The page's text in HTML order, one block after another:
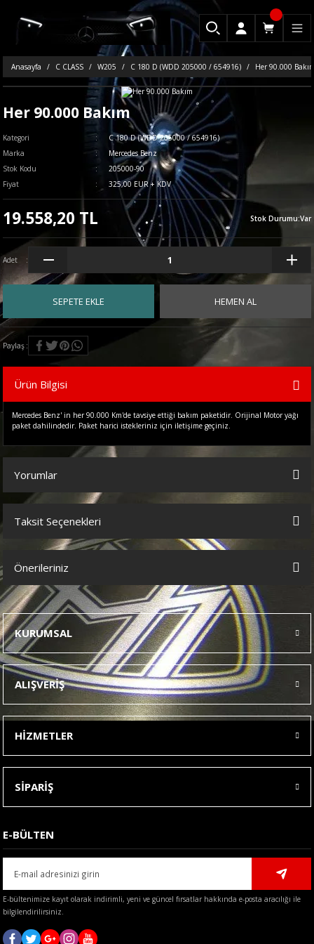
Anasayfa C CLASS W205 C 180 D (WDD 205000 / 654916) Her 90.000
Her 90.000 Bakım
Kategori
C 180 D (WDD 205000 / 654916)
Marka
Mercedes Benz
Stok Kodu
205000-90
Fiyat
325,00 EUR + KDV
19.558,20 TL Stok Durumu:Var
Adet
SEPETE EKLE HEMEN AL
Paylaş
Ürün Bilgisi
Mercedes Benz' in her 90.000 Km'de tavsiye ettiği bakım paketidir. Orijinal Motor yağı
paket dahilindedir. Paket harici istekleriniz için iletişime geçiniz.
Yorumlar
Bu ürüne ilk yorumu siz yapın!
Taksit Seçenekleri
Önerileriniz
Bu ürünün fiyat bilgisi, resim, ürün açıklamalarında ve diğer
konularda yetersiz gördüğünüz noktaları öneri formunu kullanarak
tarafımıza iletebilirsiniz.
Görüş ve önerileriniz için teşekkür ederiz.
Ürün resmi kalitesiz, bozuk veya görüntülenemiyor.
Ürün açıklamasında eksik bilgiler bulunuyor.
Ürün bilgilerinde hatalar bulunuyor.
Ürün fiyatı diğer sitelerden daha pahalı.
Bu ürüne benzer farklı alternatifler olmalı.
Gönder
KURUMSAL
ALIŞVERİŞ
HİZMETLER
SİPARİŞ
E-BÜLTEN
E-bültenimize kayıt olarak indirimli, yeni ve güncel fırsatlar hakkında e-posta aracılığı ile
bilgilendirilirsiniz.